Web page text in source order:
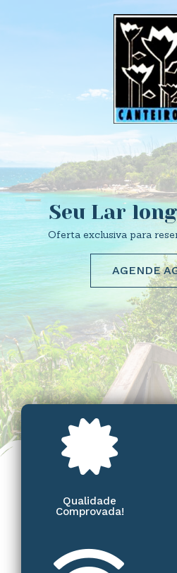
Seu Lar
Oferta exclusiva para
AGENDE
Qualidade
Comprovada!